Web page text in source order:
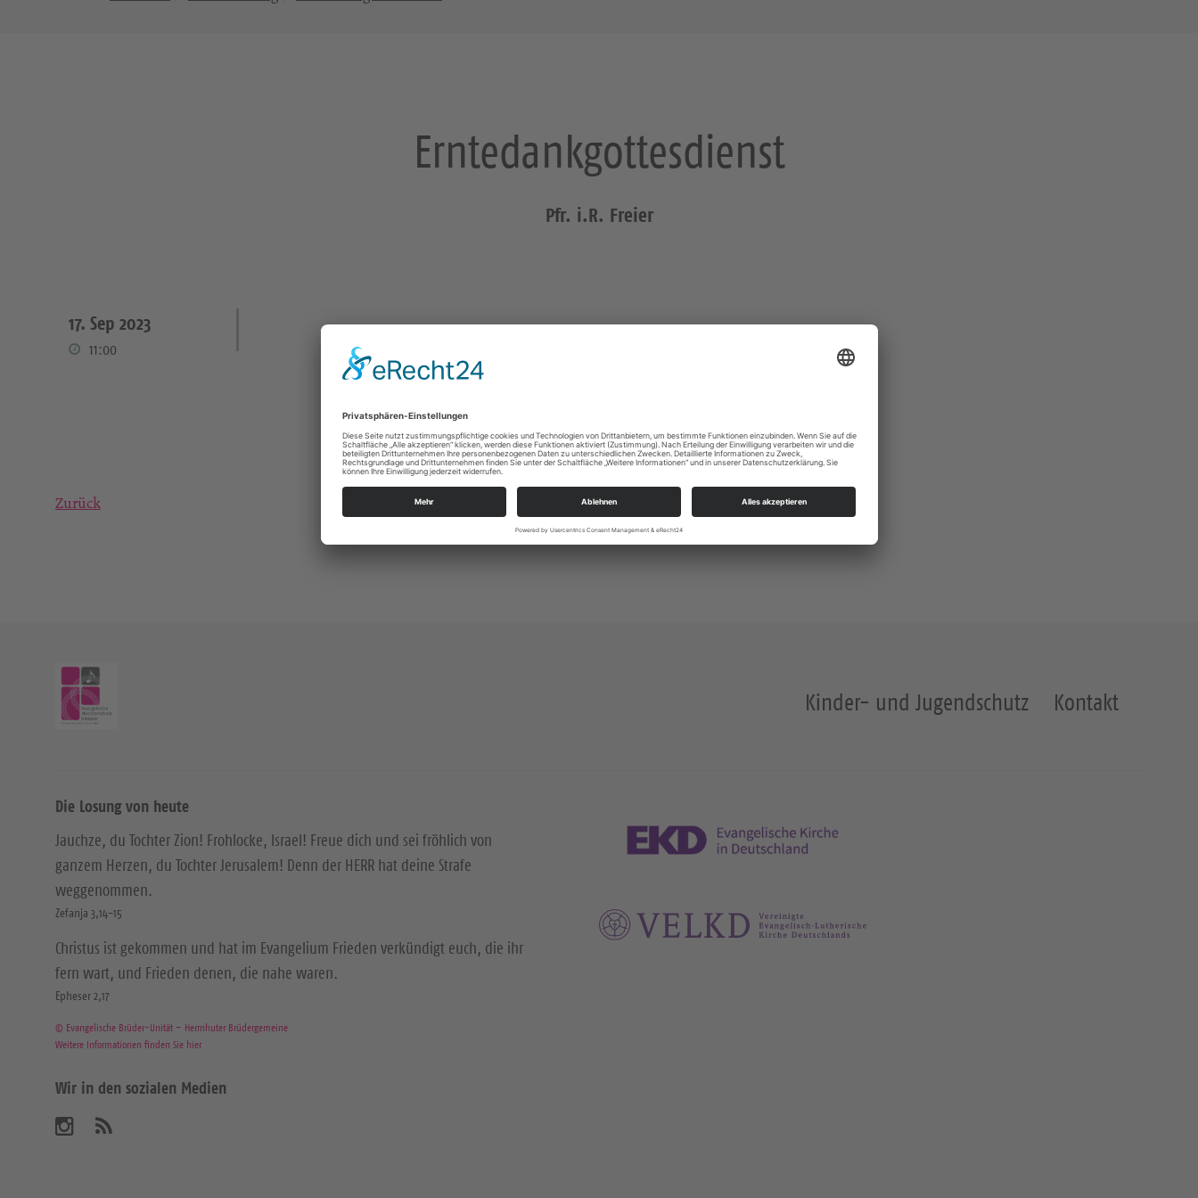
Erntedankgottesdienst
Pfr. i.R. Freier
17. Sep 2023
11:00
Zurück
Kinder- und Jugendschutz Kontakt
Die Losung von heute
Jauchze, du Tochter Zion! Frohlocke, Israel! Freue dich und sei fröhlich von
ganzem Herzen, du Tochter Jerusalem! Denn der HERR hat deine Strafe
weggenommen.
Zefanja 3,14-15
Christus ist gekommen und hat im Evangelium Frieden verkündigt euch, die ihr
fern wart, und Frieden denen, die nahe waren.
Epheser 2,17
© Evangelische Brüder-Unität – Herrnhuter Brüdergemeine
Weitere Informationen finden Sie hier
Wir in den sozialen Medien